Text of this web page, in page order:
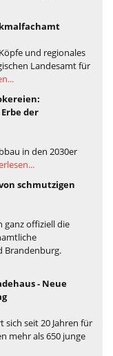
und regionales
Landesamt für
der
in den 2030er
schmutzigen
ganz offiziell die
Brandenburg.
- Neue
seit 20 Jahren für
mehr als 650 junge